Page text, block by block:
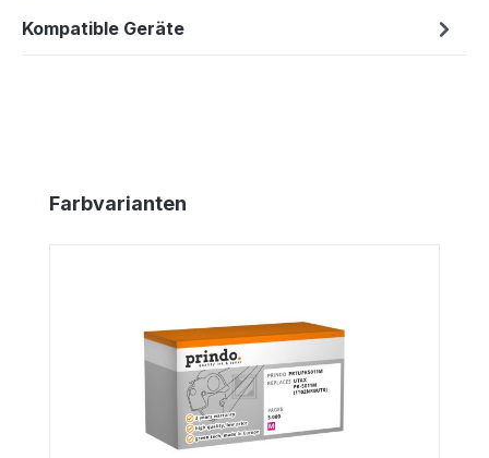
Kompatible Geräte
Produktgalerie überspringen
Farbvarianten